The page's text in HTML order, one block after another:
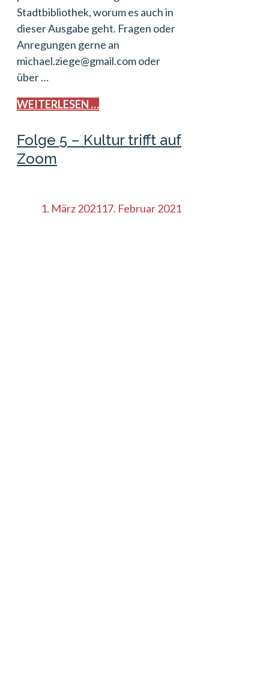
Stadtbibliothek, worum es auch in
dieser Ausgabe geht. Fragen oder
Anregungen gerne an
michael.ziege@gmail.com oder
über …
WEITERLESEN …
Folge 5 – Kultur trifft auf
Zoom
1. März 202117. Februar 2021